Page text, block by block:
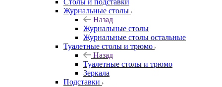
Столы и подставки
Журнальные столы
Назад
Журнальные столы
Журнальные столы остальные
Туалетные столы и трюмо
Назад
Туалетные столы и трюмо
Зеркала
Подставки